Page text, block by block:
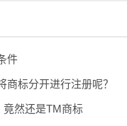
件
标分开进行注册呢？
竟然还是TM商标